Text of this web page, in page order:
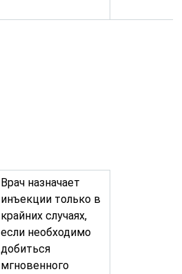
Врач назначает
инъекции только в
крайних случаях,
если необходимо
добиться
мгновенного